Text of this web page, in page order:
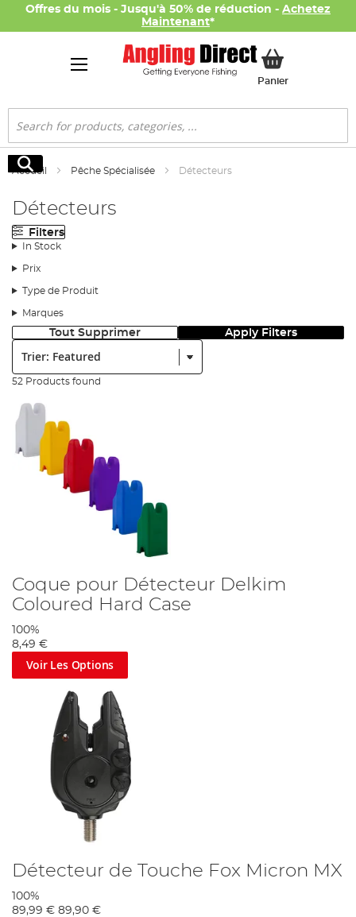
Offres du mois - Jusqu'à 50% de réduction - Achetez
Maintenant*
PanierMon panier
Rechercher
Rechercher
Accueil Pêche Spécialisée Détecteurs
Détecteurs
Filters
In Stock
Prix
Type de Produit
Marques
Tout Supprimer Apply Filters
52 Products found
Coque pour Détecteur Delkim
Coloured Hard Case
100%
8,49 €
Voir Les Options
Détecteur de Touche Fox Micron MX
100%
89,99 € 89,90 €